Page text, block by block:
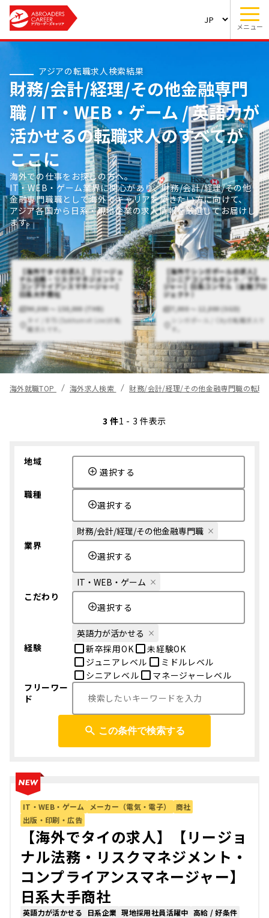
メニュー
アジアの転職求人検索結果
財務/会計/経理/その他金融専門
職 / IT・WEB・ゲーム / 英語力が
活かせるの転職求人のすべてが
ここに
海外での仕事をお探しの方へ。
IT・WEB・ゲーム業界に関心があり、財務/会計/経理/その他
金融専門職職として海外でキャリアを築きたい方に向けて、
アジア各国から日系・現地企業の求人情報を厳選してお届けし
ます。
【海外でタイの求人】【リージョ
ナル法務・リスクマネジメント・
コンプライアンスマネージャー】
日系大手商社
90,000 〜 150,000 (THB)
タイ / BTS (Sukhumvit Line)の転
職求人です。
【海外でシンガポールの求人】
【シニアコンサルタント／マネー
ジャー】日系コンサル（金融プロ
ジェクト）
7,000 〜 12,000 (SGD)
シンガポール / Cityの転職求人で
す。
海外就職TOP 海外求人検索 財務/会計/経理/その他金融専門職の転職
3 件1 - 3 件表示
地域
選択する
職種
選択する
財務/会計/経理/その他金融専門職
業界
選択する
IT・WEB・ゲーム
こだわり
選択する
英語力が活かせる
経験
新卒採用OK
未経験OK
ジュニアレベル
ミドルレベル
シニアレベル
マネージャーレベル
フリーワー
ド
この条件で検索する
IT・WEB・ゲーム メーカー（電気・電子）
商社
出版・印刷・広告
【海外でタイの求人】【リージョ
ナル法務・リスクマネジメント・
コンプライアンスマネージャー】
日系大手商社
英語力が活かせる 日系企業 現地採用社員活躍中 高給 / 好条件